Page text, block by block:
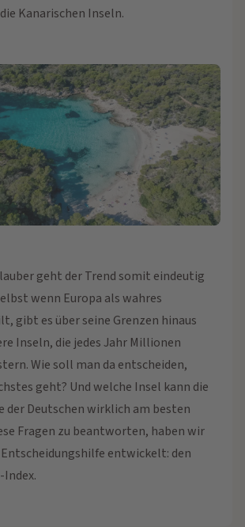
Kanarischen Inseln.
geht der Trend somit eindeutig
wenn Europa als wahres
gibt es über seine Grenzen hinaus
Inseln, die jedes Jahr Millionen
Wie soll man da entscheiden,
geht? Und welche Insel kann die
der Deutschen wirklich am besten
Fragen zu beantworten, haben wir
entwickelt: den
Index.